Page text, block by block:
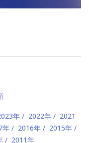
年 2022年
2021
年 2016年
2015年
2011年